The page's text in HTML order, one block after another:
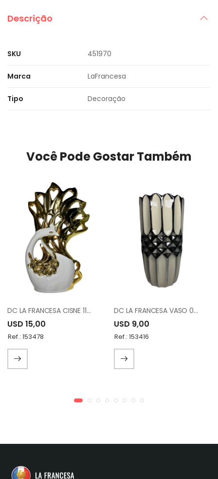
Descrição
SKU 451970
Marca LaFrancesa
Tipo Decoração
Você Pode Gostar Também
DC LA FRANCESA CISNE 1186
USD 15,00
Ref.: 153478
DC LA FRANCESA VASO 0040-11"
USD 9,00
Ref.: 153416